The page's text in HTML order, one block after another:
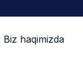
Biz haqimizda